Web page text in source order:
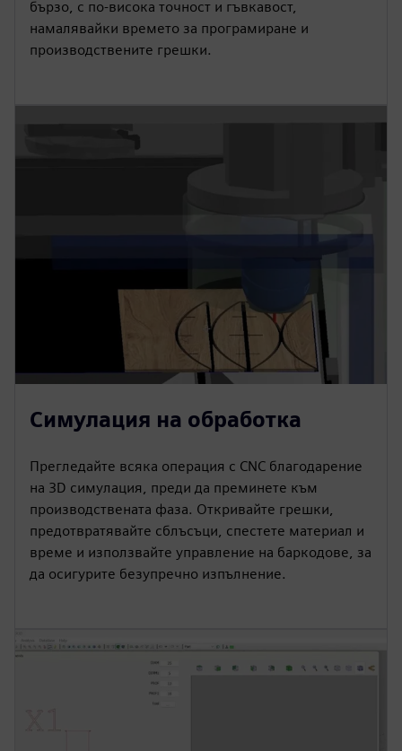
бързо, с по-висока точност и гъвкавост,
намалявайки времето за програмиране и
производствените грешки.
Симулация на обработка
Прегледайте всяка операция с CNC благодарение
на 3D симулация, преди да преминете към
производствената фаза. Откривайте грешки,
предотвратявайте сблъсъци, спестете материал и
време и използвайте управление на баркодове, за
да осигурите безупречно изпълнение.